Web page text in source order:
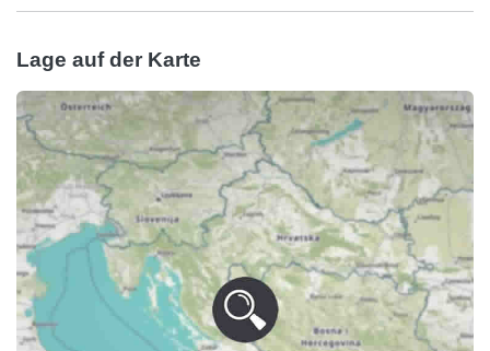
Lage auf der Karte